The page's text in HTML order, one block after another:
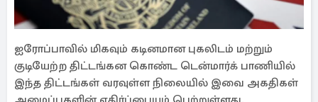
ஐரோப்பாவில் மிகவும் கடினமான புகலிடம் மற்றும்
குடியேற்ற திட்டங்கன கொண்ட டென்மார்க் பாணியில்
இந்த திட்டங்கள் வரவுள்ள நிலையில் இவை அகதிகள்